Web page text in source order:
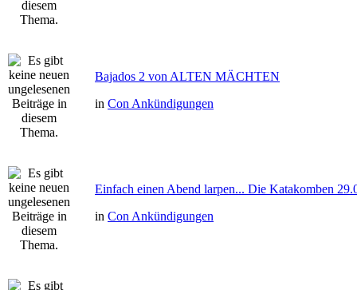
Bajados 2 von ALTEN MÄCHTEN
in Con Ankündigungen
Einfach einen Abend larpen... Die Katakomben
in Con Ankündigungen